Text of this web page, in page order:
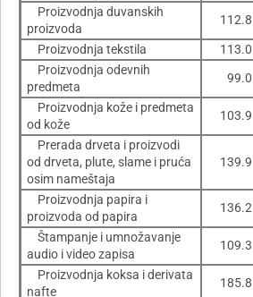
Proizvodnja duvanskih
proizvoda
112.8
Proizvodnja tekstila 113.0
Proizvodnja odevnih
predmeta
99.0
Proizvodnja kože i predmeta
od kože
103.9
Prerada drveta i proizvodi
od drveta, plute, slame i pruća
osim nameštaja
139.9
Proizvodnja papira i
proizvoda od papira
136.2
Štampanje i umnožavanje
audio i video zapisa
109.3
Proizvodnja koksa i derivata
nafte
185.8